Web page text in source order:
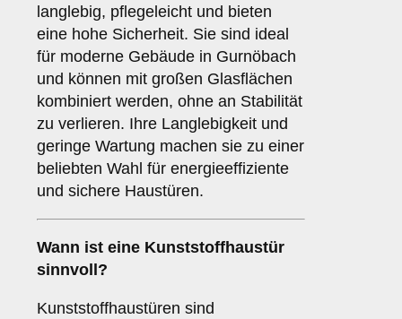
langlebig, pflegeleicht und bieten
eine hohe Sicherheit. Sie sind ideal
für moderne Gebäude in Gurnöbach
und können mit großen Glasflächen
kombiniert werden, ohne an Stabilität
zu verlieren. Ihre Langlebigkeit und
geringe Wartung machen sie zu einer
beliebten Wahl für energieeffiziente
und sichere Haustüren.
Wann ist eine Kunststoffhaustür
sinnvoll?
Kunststoffhaustüren sind